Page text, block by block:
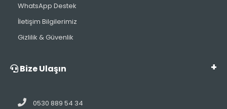
WhatsApp Destek
İletişim Bilgilerimiz
Gizlilik & Güvenlik
Bize Ulaşın
0530 889 54 34